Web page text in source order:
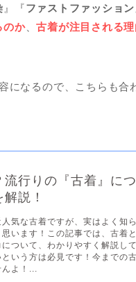
』『ファストファッション
のか、古着が注目される理
になるので、こちらも合
流行りの『古着』に
説！
気な古着ですが、実はよく知
います！この記事では、古着
ついて、わかりやすく解説し
いう方は必見です！今までの
んよ！...